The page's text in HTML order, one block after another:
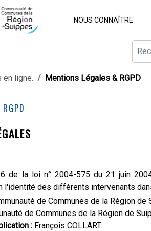
NOUS CONNAÎTRE
en ligne. Mentions Légales & RGPD
de la loi n° 2004-575 du 21 juin
l'identité des différents intervenants
de Communes de la Région
de Communes de la Région de
: François COLLART